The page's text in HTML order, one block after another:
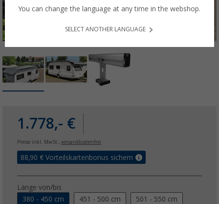
1.778,- €
Preise inkl. MwSt., versandkostenfrei
88,90 € Vorteilskartenbonus sichern
Länge von/bis
380 - 450 cm
451 - 500 cm 501 - 550 cm
You can change the language at any time in the webshop.
SELECT ANOTHER LANGUAGE